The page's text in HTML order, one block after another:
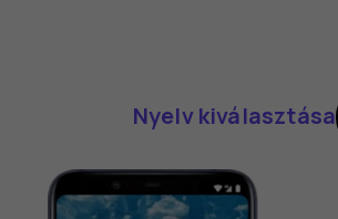
Nyelv kiválasztása